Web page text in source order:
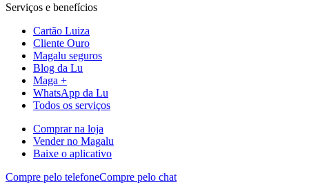
Serviços e benefícios
Cartão Luiza
Cliente Ouro
Magalu seguros
Blog da Lu
Maga +
WhatsApp da Lu
Todos os serviços
Comprar na loja
Vender no Magalu
Baixe o aplicativo
Compre pelo telefoneCompre pelo chat